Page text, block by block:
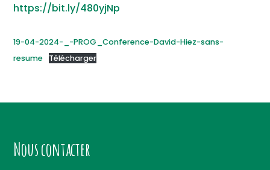
https://bit.ly/480yjNp
19-04-2024-_-PROG_Conference-David-Hiez-sans-
resume
Télécharger
Nous contacter